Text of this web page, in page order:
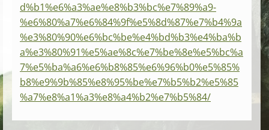
d%b1%e6%a3%ae%e8%b3%bc%e7%89%a9-
%e6%80%a7%e6%84%9f%e5%8d%87%e7%b4%9a
%e3%80%90%e6%bc%be%e4%bd%b3%e4%ba%b
a%e3%80%91%e5%ae%8c%e7%be%8e%e5%bc%a
7%e5%ba%a6%e6%b8%85%e6%96%b0%e5%85%
b8%e9%9b%85%e8%95%be%e7%b5%b2%e5%85
%a7%e8%a1%a3%e8%a4%b2%e7%b5%84/